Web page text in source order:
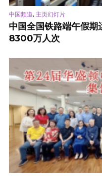
中国频道, 主页幻灯片
中国全国铁路端午假
8300万人次